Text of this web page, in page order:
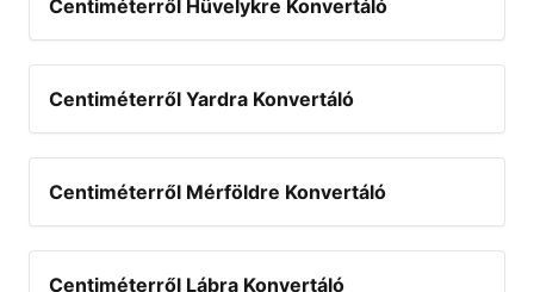
Centiméterről Hüvelykre Konvertáló
Centiméterről Yardra Konvertáló
Centiméterről Mérföldre Konvertáló
Centiméterről Lábra Konvertáló